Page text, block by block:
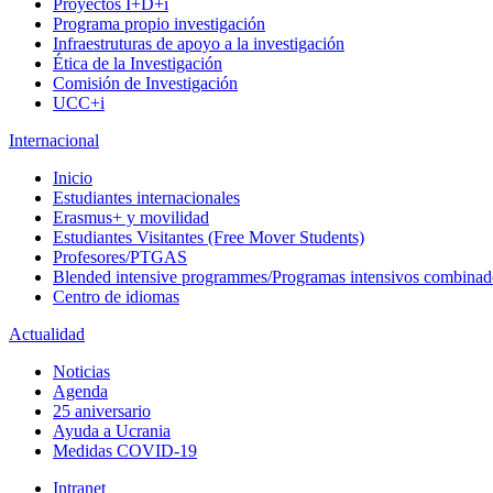
Proyectos I+D+i
Programa propio investigación
Infraestruturas de apoyo a la investigación
Ética de la Investigación
Comisión de Investigación
UCC+i
Internacional
Inicio
Estudiantes internacionales
Erasmus+ y movilidad
Estudiantes Visitantes (Free Mover Students)
Profesores/PTGAS
Blended intensive programmes/Programas intensivos
Centro de idiomas
Actualidad
Noticias
Agenda
25 aniversario
Ayuda a Ucrania
Medidas COVID-19
Intranet